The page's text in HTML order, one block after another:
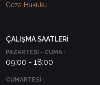
Ceza Hukuku
ÇALIŞMA SAATLERİ
PAZARTESİ - CUMA :
09:00 - 18:00
CUMARTESİ :